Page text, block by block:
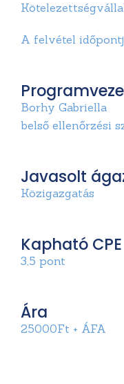
A felvétel
Borhy Gabriella
belső ellenőrzési
Javasolt
Közigazgatás
Kapható
3,5 pont
Ára
25000Ft + ÁFA